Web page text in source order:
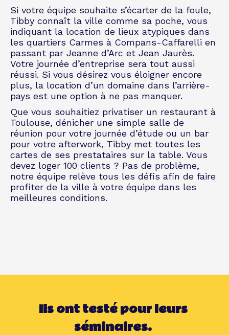
Si votre équipe souhaite s’écarter de la foule,
Tibby connaît la ville comme sa poche, vous
indiquant la location de lieux atypiques dans
les quartiers Carmes à Compans-Caffarelli en
passant par Jeanne d’Arc et Jean Jaurès.
Votre journée d’entreprise sera tout aussi
réussi. Si vous désirez vous éloigner encore
plus, la location d’un domaine dans l’arrière-
pays est une option à ne pas manquer.
Que vous souhaitiez privatiser un restaurant à
Toulouse, dénicher une simple salle de
réunion pour votre journée d’étude ou un bar
pour votre afterwork, Tibby met toutes les
cartes de ses prestataires sur la table. Vous
devez loger 100 clients ? Pas de problème,
notre équipe relève tous les défis afin de faire
profiter de la ville à votre équipe dans les
meilleures conditions.
Ils ont testé pour leurs
séminaires.